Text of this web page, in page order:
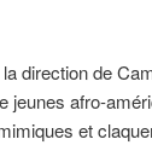
direction de
jeunes afro-
et